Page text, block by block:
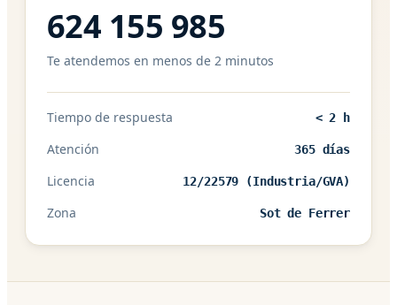
624 155 985
Te atendemos en menos de 2 minutos
Tiempo de respuesta < 2 h
Atención 365 días
Licencia 12/22579 (Industria/GVA)
Zona Sot de Ferrer